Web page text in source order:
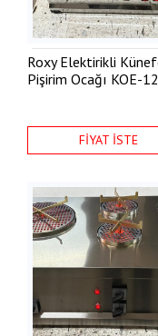
Roxy Elektirikli
Pişirim Ocağı KOE-
FİYAT İSTE